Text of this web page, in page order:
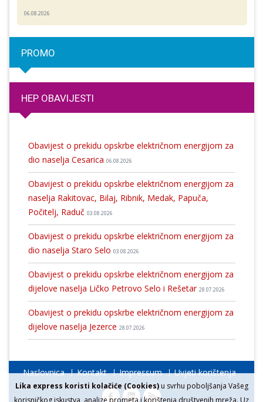
Lika express koristi kolačiće (Cookies)u svrhu poboljšanja Vašeg
korisničkog iskustva, analize prometa i korištenja društvenih mreža. Uz
06.08.2026
PROMO
HEP OBAVIJESTI
Obavijest o prekidu opskrbe električnom energijom za
dio naselja Cesarica 06.08.2026
Obavijest o prekidu opskrbe električnom energijom za
naselja Rakitovac, Bilaj, Ribnik, Medak, Papuča,
Počitelj, Raduč 03.08.2026
Obavijest o prekidu opskrbe električnom energijom za
dio naselja Staro Selo 03.08.2026
Obavijest o prekidu opskrbe električnom energijom za
dijelove naselja Ličko Petrovo Selo i Rešetar 28.07.2026
Obavijest o prekidu opskrbe električnom energijom za
dijelove naselja Jezerce 28.07.2026
Naslovnica Kontakt Impressum Uvjeti korištenja